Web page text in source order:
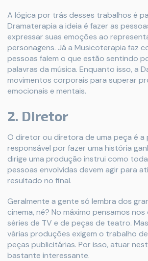
A lógica por trás desses trabalhos é
Dramaterapia a ideia é fazer as
expressar suas emoções ao
personagens. Já a Musicoterapia faz
pessoas falem o que estão sentindo
palavras da música. Enquanto isso, a
movimentos corporais para superar
emocionais e mentais.
2. Diretor
O diretor ou diretora de uma peça é a
responsável por fazer uma história
dirige uma produção instrui como
pessoas envolvidas devem agir para
resultado no final.
Geralmente a gente só lembra dos
cinema, né? No máximo pensamos
séries de TV e de peças de teatro.
várias produções exigem o trabalho
peças publicitárias. Por isso, atuar
bastante interessante.